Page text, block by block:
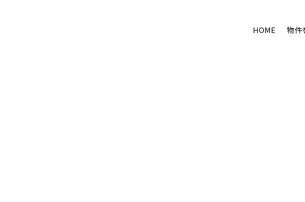
HOME 物件